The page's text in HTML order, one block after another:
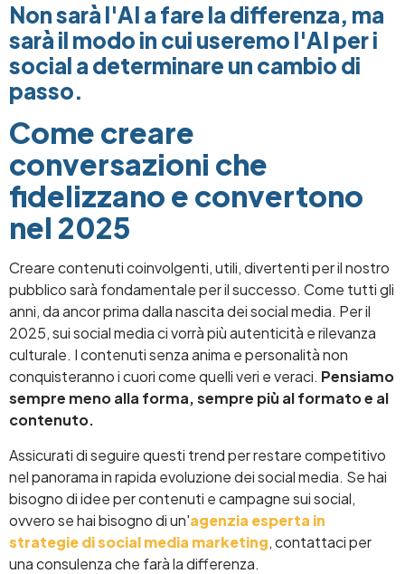
Non sarà l'AI a fare la differenza, ma
sarà il modo in cui useremo l'AI per i
social a determinare un cambio di
passo.
Come creare
conversazioni che
fidelizzano e convertono
nel 2025
Creare contenuti coinvolgenti, utili, divertenti per il nostro
pubblico sarà fondamentale per il successo. Come tutti gli
anni, da ancor prima dalla nascita dei social media. Per il
2025, sui social media ci vorrà più autenticità e rilevanza
culturale. I contenuti senza anima e personalità non
conquisteranno i cuori come quelli veri e veraci. Pensiamo
sempre meno alla forma, sempre più al formato e al
contenuto.
Assicurati di seguire questi trend per restare competitivo
nel panorama in rapida evoluzione dei social media. Se hai
bisogno di idee per contenuti e campagne sui social,
ovvero se hai bisogno di un'agenzia esperta in
strategie di social media marketing, contattaci per
una consulenza che farà la differenza.